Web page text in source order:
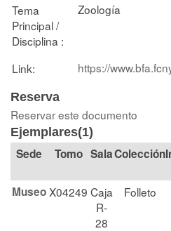
Tema
Principal /
Disciplina :
Zoología
Link: https://
Reserva
Reservar este documento
Ejemplares(1)
Tomo SalaColección
MuseoX04249 Caja
R-
28
Folleto